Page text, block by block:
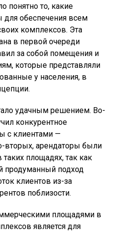
понятно то, какие
для обеспечения всем
комплексов. Эта
в первой очереди
за собой помещения и
которые представляли
у населения, в
удачным решением. Во-
конкурентное
с клиентами —
вторых, арендаторы были
площадях, так как
продуманный подход
клиентов из-за
поблизости.
площадями в
является для